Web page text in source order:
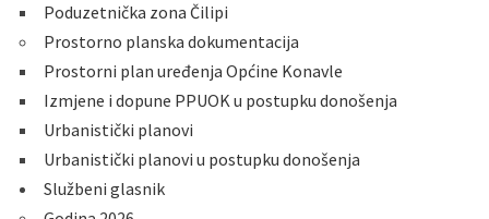
Poduzetnička zona Čilipi
Prostorno planska dokumentacija
Prostorni plan uređenja Općine Konavle
Izmjene i dopune PPUOK u postupku donošenja
Urbanistički planovi
Urbanistički planovi u postupku donošenja
Službeni glasnik